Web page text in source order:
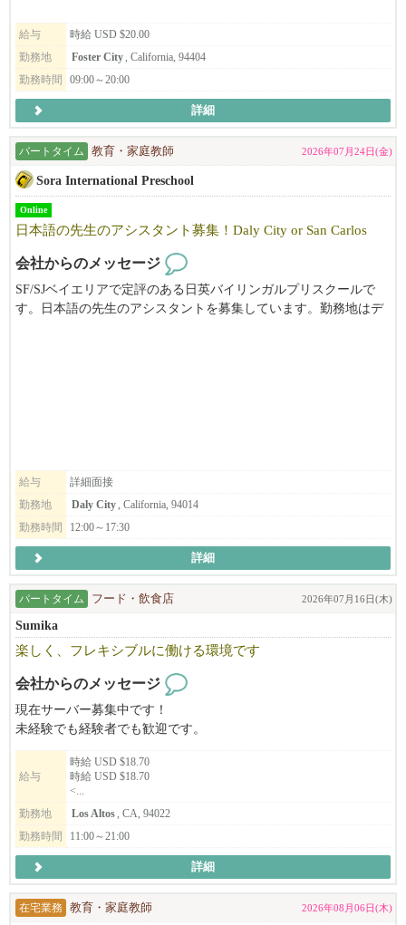
給与
時給 USD $20.00
勤務地
Foster City , California, 94404
勤務時間
09:00～20:00
詳細
パートタイム 教育・家庭教師 2026年07月24日(金)
Sora International Preschool
Online
日本語の先生のアシスタント募集！Daly City or San Carlos
会社からのメッセージ
SF/SJベイエリアで定評のある日英バイリンガルプリスクールで
す。日本語の先生のアシスタントを募集しています。勤務地はデ
給与
詳細面接
勤務地
Daly City, California, 94014
勤務時間
12:00～17:30
詳細
パートタイム フード・飲食店 2026年07月16日(木)
Sumika
楽しく、フレキシブルに働ける環境です
会社からのメッセージ
現在サーバー募集中です！
未経験でも経験者でも歓迎です。
給与
時給 USD $18.70
時給 USD $18.70
<...
勤務地
Los Altos, CA, 94022
勤務時間
11:00～21:00
詳細
在宅業務 教育・家庭教師 2026年08月06日(木)